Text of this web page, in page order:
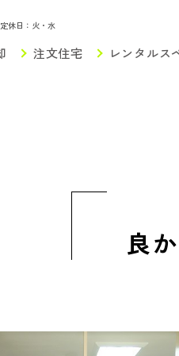
定休日：火・水
注文住宅 レンタルス
良